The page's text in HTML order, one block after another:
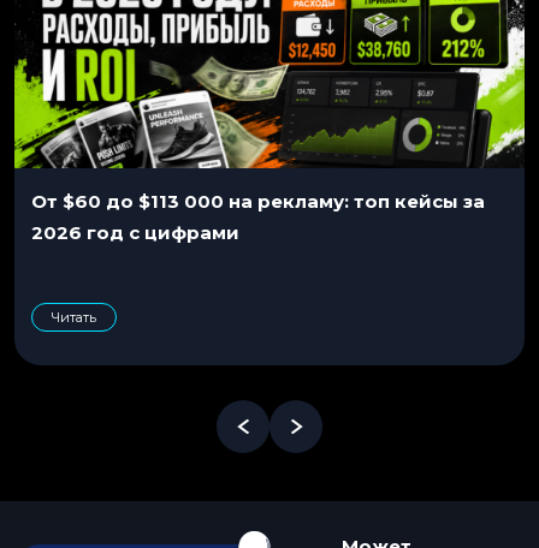
От $60 до $113 000 на рекламу: топ кейсы за
2026 год с цифрами
Читать